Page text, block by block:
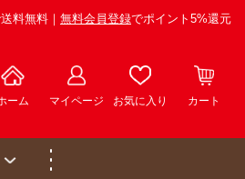
料無料｜ 無料会員登録でポイント5%還元
ーム マイページ お気に入り カート